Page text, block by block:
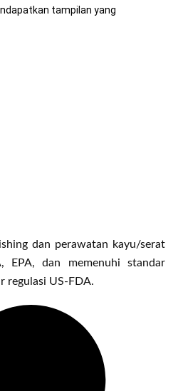
tampilan yang
dan perawatan kayu/serat
EPA, dan memenuhi standar
regulasi US-FDA.